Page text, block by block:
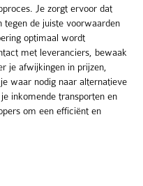
Je zorgt ervoor dat
tegen de juiste voorwaarden
optimaal wordt
met leveranciers, bewaak
je afwijkingen in prijzen,
waar nodig naar alternatieve
inkomende transporten en
om een efficiënt en